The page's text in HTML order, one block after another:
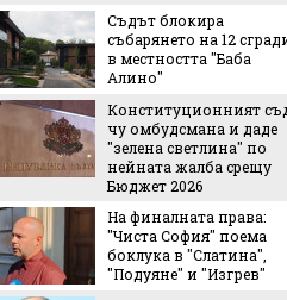
Съдът блокира
събарянето на 12
в местността "Баба
Алино"
Конституционният
чу омбудсмана и даде
"зелена светлина" по
нейната жалба срещу
Бюджет 2026
На финалната права:
"Чиста София" поема
боклука в "Слатина",
"Подуяне" и "Изгрев"